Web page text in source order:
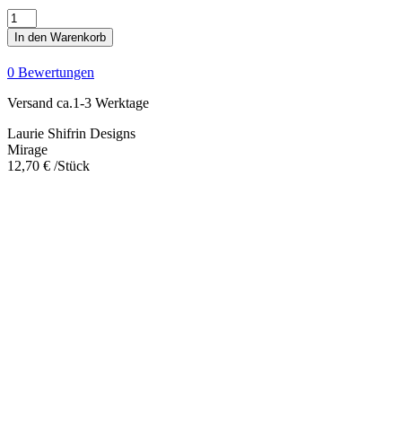
Mirage
Menge
In den Warenkorb
0 Bewertungen
Versand ca.1-3 Werktage
Laurie Shifrin Designs
Mirage
12,70 € /Stück